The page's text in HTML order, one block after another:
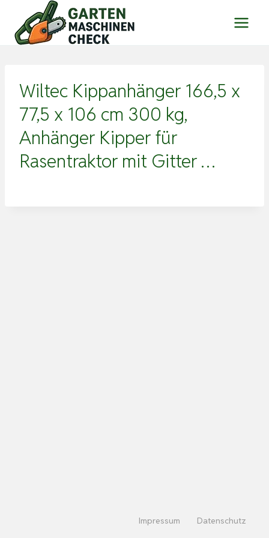
Inhalt
springen
Wiltec Kippanhänger 166,5 x
77,5 x 106 cm 300 kg,
Anhänger Kipper für
Rasentraktor mit Gitter …
Impressum Datenschutz